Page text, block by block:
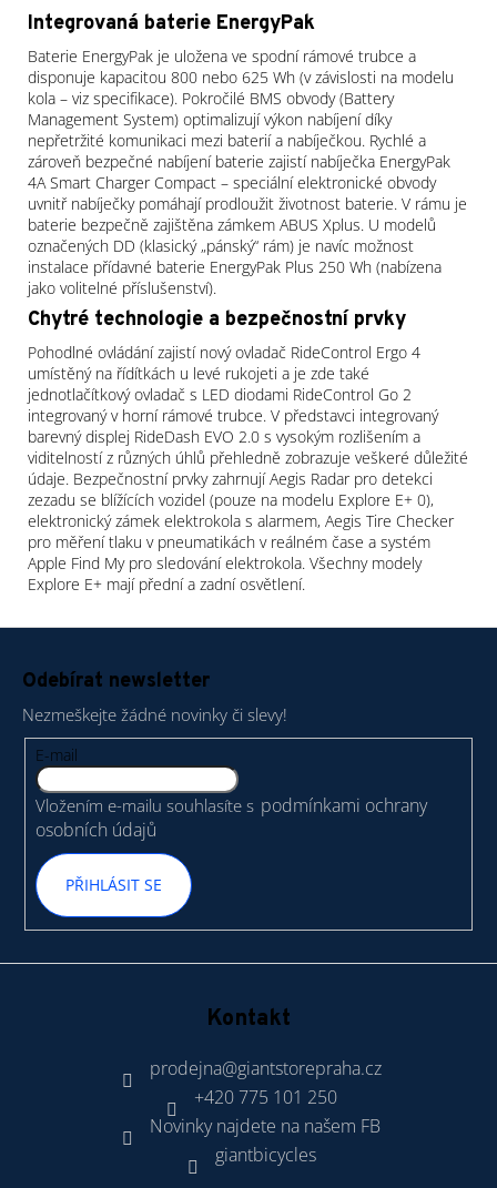
Integrovaná baterie EnergyPak
Baterie EnergyPak je uložena ve spodní rámové trubce a
disponuje kapacitou 800 nebo 625 Wh (v závislosti na modelu
kola – viz specifikace). Pokročilé BMS obvody (Battery
Management System) optimalizují výkon nabíjení díky
nepřetržité komunikaci mezi baterií a nabíječkou. Rychlé a
zároveň bezpečné nabíjení baterie zajistí nabíječka EnergyPak
4A Smart Charger Compact – speciální elektronické obvody
uvnitř nabíječky pomáhají prodloužit životnost baterie. V rámu je
baterie bezpečně zajištěna zámkem ABUS Xplus. U modelů
označených DD (klasický „pánský“ rám) je navíc možnost
instalace přídavné baterie EnergyPak Plus 250 Wh (nabízena
jako volitelné příslušenství).
Chytré technologie a bezpečnostní prvky
Pohodlné ovládání zajistí nový ovladač RideControl Ergo 4
umístěný na řídítkách u levé rukojeti a je zde také
jednotlačítkový ovladač s LED diodami RideControl Go 2
integrovaný v horní rámové trubce. V představci integrovaný
barevný displej RideDash EVO 2.0 s vysokým rozlišením a
viditelností z různých úhlů přehledně zobrazuje veškeré důležité
údaje. Bezpečnostní prvky zahrnují Aegis Radar pro detekci
zezadu se blížících vozidel (pouze na modelu Explore E+ 0),
elektronický zámek elektrokola s alarmem, Aegis Tire Checker
pro měření tlaku v pneumatikách v reálném čase a systém
Apple Find My pro sledování elektrokola. Všechny modely
Explore E+ mají přední a zadní osvětlení.
Odebírat newsletter
Nezmeškejte žádné novinky či slevy!
E-mail
Vložením e-mailu souhlasíte s podmínkami ochrany
osobních údajů
PŘIHLÁSIT SE
Kontakt
prodejna@giantstorepraha.cz
+420 775 101 250
Novinky najdete na našem FB
giantbicycles